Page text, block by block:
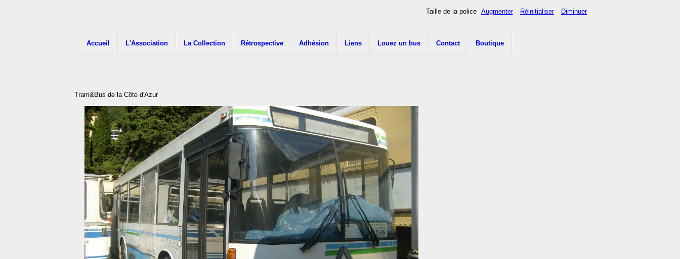
Tram&Bus de la Côte d'Azur
Accueil L'Association La Collection Rétrospective Adhésion Liens Louez un bus Contact Boutique
Taille de la police Augmenter Réinitialiser Diminuer